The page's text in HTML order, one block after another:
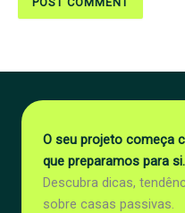
O seu projeto começa
que preparamos para si.
Descubra dicas,
sobre casas passivas.